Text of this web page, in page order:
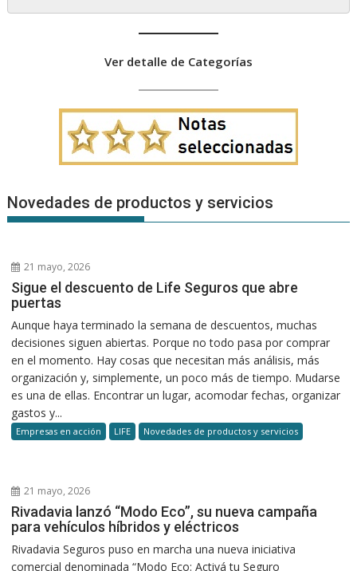
Ver detalle de Categorías
Novedades de productos y servicios
21 mayo, 2026
Sigue el descuento de Life Seguros que abre
puertas
Aunque haya terminado la semana de descuentos, muchas
decisiones siguen abiertas. Porque no todo pasa por comprar
en el momento. Hay cosas que necesitan más análisis, más
organización y, simplemente, un poco más de tiempo. Mudarse
es una de ellas. Encontrar un lugar, acomodar fechas, organizar
gastos y...
Empresas en acción LIFE Novedades de productos y servicios
21 mayo, 2026
Rivadavia lanzó “Modo Eco”, su nueva campaña
para vehículos híbridos y eléctricos
Rivadavia Seguros puso en marcha una nueva iniciativa
comercial denominada “Modo Eco: Activá tu Seguro